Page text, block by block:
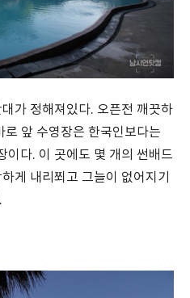
가 정해져있다. 오픈전 깨끗하
앞 수영장은 한국인보다는
이다. 이 곳에도 몇 개의 썬배드
게 내리쬐고 그늘이 없어지기